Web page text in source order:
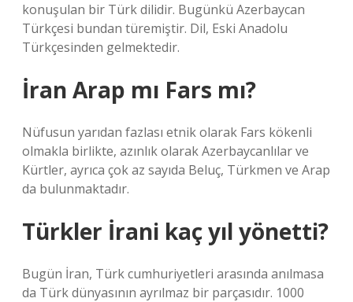
konuşulan bir Türk dilidir. Bugünkü Azerbaycan
Türkçesi bundan türemiştir. Dil, Eski Anadolu
Türkçesinden gelmektedir.
İran Arap mı Fars mı?
Nüfusun yarıdan fazlası etnik olarak Fars kökenli
olmakla birlikte, azınlık olarak Azerbaycanlılar ve
Kürtler, ayrıca çok az sayıda Beluç, Türkmen ve Arap
da bulunmaktadır.
Türkler İrani kaç yıl yönetti?
Bugün İran, Türk cumhuriyetleri arasında anılmasa
da Türk dünyasının ayrılmaz bir parçasıdır. 1000